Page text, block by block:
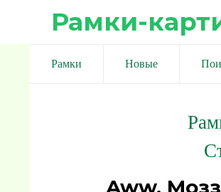
Рамки-
Рамки Новые
Aww.